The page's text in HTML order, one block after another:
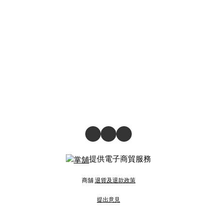
提供電子商貿服務
商舖 退貨及退款政策
提出意見